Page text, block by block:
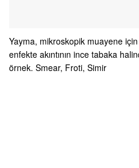
Yayma, mikroskopik muayene
enfekte akıntının ince tabaka
örnek. Smear, Froti, Simir